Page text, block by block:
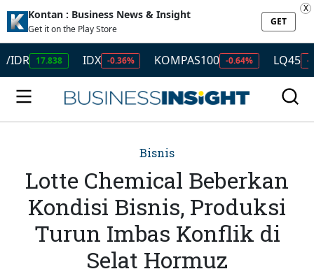
Kontan : Business News & Insight
Get it on the Play Store
GET
X
17.838 IDX -0.36% KOMPAS100 -0.64% LQ45 -0.55%
Bisnis
Lotte Chemical Beberkan
Kondisi Bisnis, Produksi
Turun Imbas Konflik di
Selat Hormuz